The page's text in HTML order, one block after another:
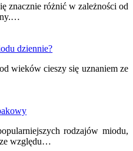
znacznie różnić w zależności od
dziennie?
wieków cieszy się uznaniem ze
rodzajów miodu,
ze względu…